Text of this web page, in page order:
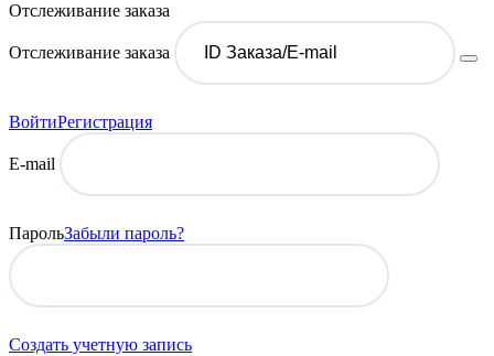
Отслеживание заказа
Отслеживание заказа
ВойтиРегистрация
E-mail
ПарольЗабыли пароль?
Создать учетную запись